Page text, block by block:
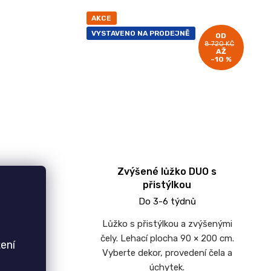
stylu
šířky
AKCE
VYSTAVENO NA PRODEJNĚ
OD
8 720 KČ
AŽ
–10 %
Zvýšené lůžko DUO s
přistýlkou
Do 3-6 týdnů
Lůžko s přistýlkou a zvýšenými
čely. Lehací plocha 90 × 200 cm.
Vyberte dekor, provedení čela a
úchytek.